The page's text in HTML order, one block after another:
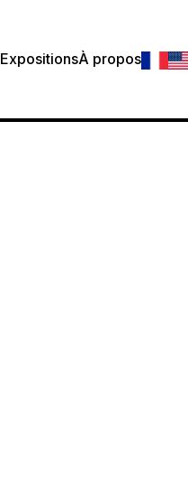
ExpositionsÀ propos